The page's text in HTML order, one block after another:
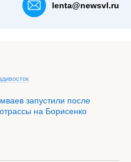
lenta@newsvl.ru
запустили после
на Борисенко